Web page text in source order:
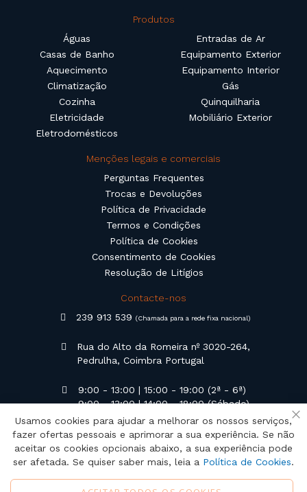
Produtos
Águas
Casas de Banho
Aquecimento
Climatização
Cozinha
Eletricidade
Eletrodomésticos
Entradas de Ar
Equipamento Exterior
Equipamento Interior
Gás
Quinquilharia
Mobiliário Exterior
Menções legais e comerciais
Perguntas Frequentes
Trocas e Devoluções
Política de Privacidade
Termos e Condições
Política de Cookies
Consentimento de Cookies
Resolução de Litígios
Contacte-nos
239 913 539(Chamada para a rede fixa nacional)
Rua do Alto da Romeira nº 3020-264,
Pedrulha, Coimbra Portugal
9:00 - 13:00 | 15:00 - 19:00 (2ª - 6ª)
9:00 - 13:00 | 14:00 - 18:00 (Sábado)
geral@campilusa.pt
Usamos cookies para ajudar a melhorar os nossos serviços,
fazer ofertas pessoais e aprimorar a sua experiência. Se não
aceitar os cookies opcionais abaixo, a sua experiência pode
ser afetada. Se quiser saber mais, leia a Política de Cookies.